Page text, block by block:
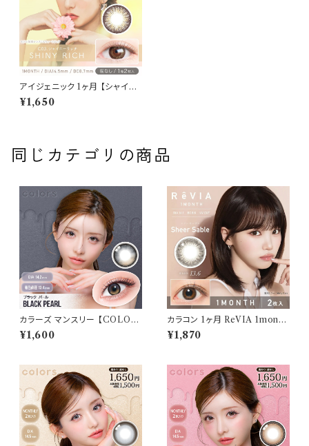
アイジェニック 1ヶ月 【シャイニ
ーリッチ】2枚 14.5mm 度なし
新木優子 EYE GENIC 1mont
¥1,650
同じカテゴリの商品
カラーズ マンスリー 【COLOR：
ブラックパール】 【1箱2枚入】【
一条響 イメージモデル 】 韓国
トレンズ
¥1,600
カラコン 1ヶ月 ReVIA 1month
【 COLOR：シアーセーブル】カ
ラコン 1ヶ月 １箱２枚 度あり 度
い
¥1,870